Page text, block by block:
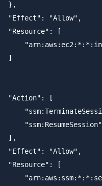
},
"Effect": "Allow",
"Resource": [
]
"Action": [
"ssm:ResumeSession"
],
"Effect": "Allow",
"Resource": [